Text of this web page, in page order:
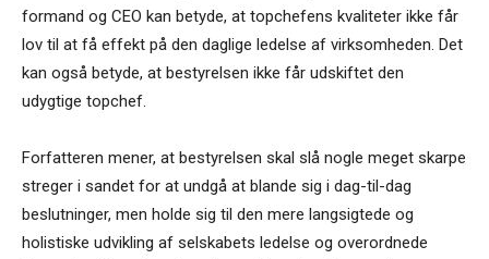
formand og CEO kan betyde, at topchefens kvaliteter ikke får
lov til at få effekt på den daglige ledelse af virksomheden. Det
kan også betyde, at bestyrelsen ikke får udskiftet den
udygtige topchef.
Forfatteren mener, at bestyrelsen skal slå nogle meget skarpe
streger i sandet for at undgå at blande sig i dag-til-dag
beslutninger, men holde sig til den mere langsigtede og
holistiske udvikling af selskabets ledelse og overordnede